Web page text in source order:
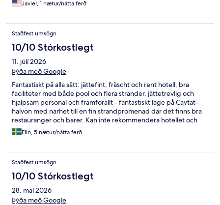
Javier, 1 nætur/nátta ferð
Staðfest umsögn
10/10 Stórkostlegt
11. júlí 2026
Þýða með Google
Fantastiskt på alla sätt: jättefint, fräscht och rent hotell, bra
faciliteter med både pool och flera stränder, jättetrevlig och
hjälpsam personal och framförallt - fantastiskt läge på Cavtat-
halvön med närhet till en fin strandpromenad där det finns bra
restauranger och barer. Kan inte rekommendera hotellet och
orten mer!
Elin, 5 nætur/nátta ferð
Staðfest umsögn
10/10 Stórkostlegt
28. maí 2026
Þýða með Google